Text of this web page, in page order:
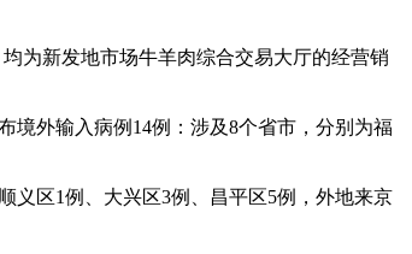
为新发地市场牛羊肉综合交易大厅的经营销
境外输入病例14例：涉及8个省市，分别为福
义区1例、大兴区3例、昌平区5例，外地来京